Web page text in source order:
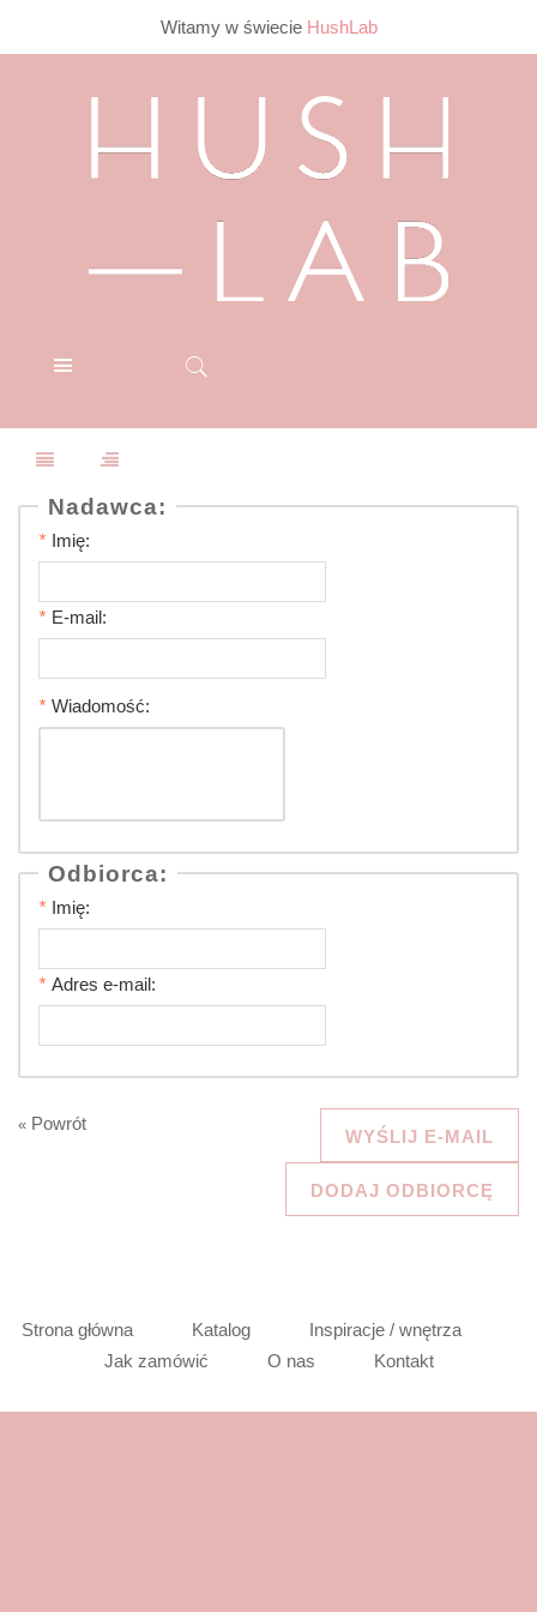
Witamy w świecie HushLab
Nadawca:
* Imię:
* E-mail:
* Wiadomość:
Odbiorca:
* Imię:
* Adres e-mail:
« Powrót
WYŚLIJ E-MAIL
DODAJ ODBIORCĘ
Strona główna Katalog
Inspiracje / wnętrza
Jak zamówić
O nas Kontakt